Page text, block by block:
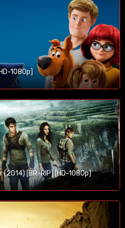
1080p]
(2014) [BR-RIP] [HD-1080p]